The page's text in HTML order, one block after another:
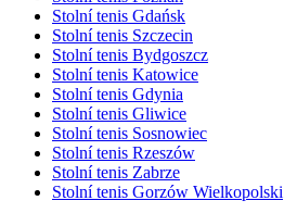
Stolní tenis Gdańsk
Stolní tenis Szczecin
Stolní tenis Bydgoszcz
Stolní tenis Katowice
Stolní tenis Gdynia
Stolní tenis Gliwice
Stolní tenis Sosnowiec
Stolní tenis Rzeszów
Stolní tenis Zabrze
Stolní tenis Gorzów Wielkopolski